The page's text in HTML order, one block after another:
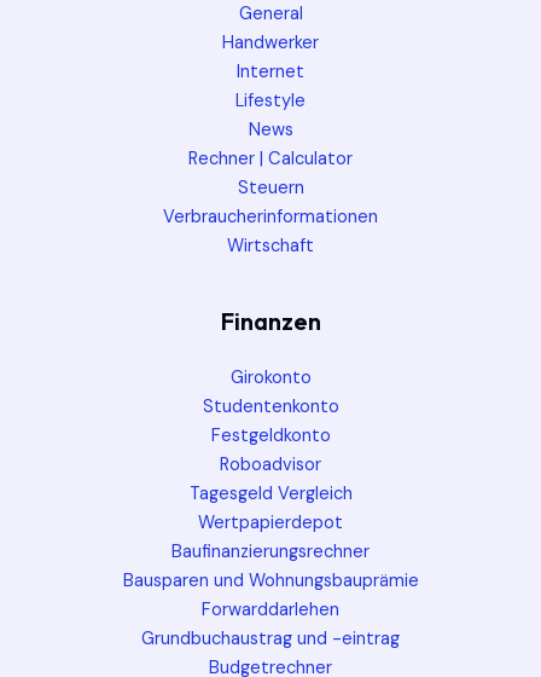
General
Handwerker
Internet
Lifestyle
News
Rechner | Calculator
Steuern
Verbraucherinformationen
Wirtschaft
Finanzen
Girokonto
Studentenkonto
Festgeldkonto
Roboadvisor
Tagesgeld Vergleich
Wertpapierdepot
Baufinanzierungsrechner
Bausparen und Wohnungsbauprämie
Forwarddarlehen
Grundbuchaustrag und -eintrag
Budgetrechner